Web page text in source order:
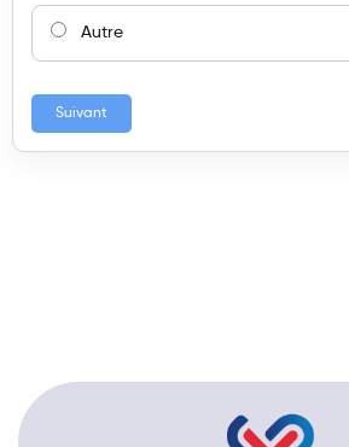
Autre
Suivant